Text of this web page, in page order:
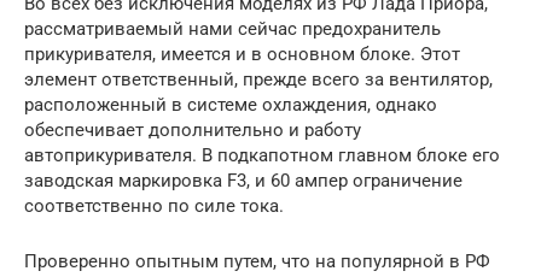
рассматриваемый нами сейчас предохранитель
прикуривателя, имеется и в основном блоке. Этот
элемент ответственный, прежде всего за вентилятор,
расположенный в системе охлаждения, однако
обеспечивает дополнительно и работу
автоприкуривателя. В подкапотном главном блоке его
заводская маркировка F3, и 60 ампер ограничение
соответственно по силе тока.
Проверенно опытным путем, что на популярной в РФ